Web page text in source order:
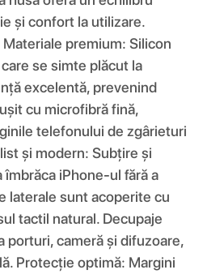
și confort la utilizare.
premium: Silicon
se simte plăcut la
excelentă, prevenind
cu microfibră fină,
telefonului de zgârieturi
și modern: Subțire și
iPhone-ul fără a
laterale sunt acoperite cu
tactil natural. Decupaje
porturi, cameră și difuzoare,
Protecție optimă: Margini